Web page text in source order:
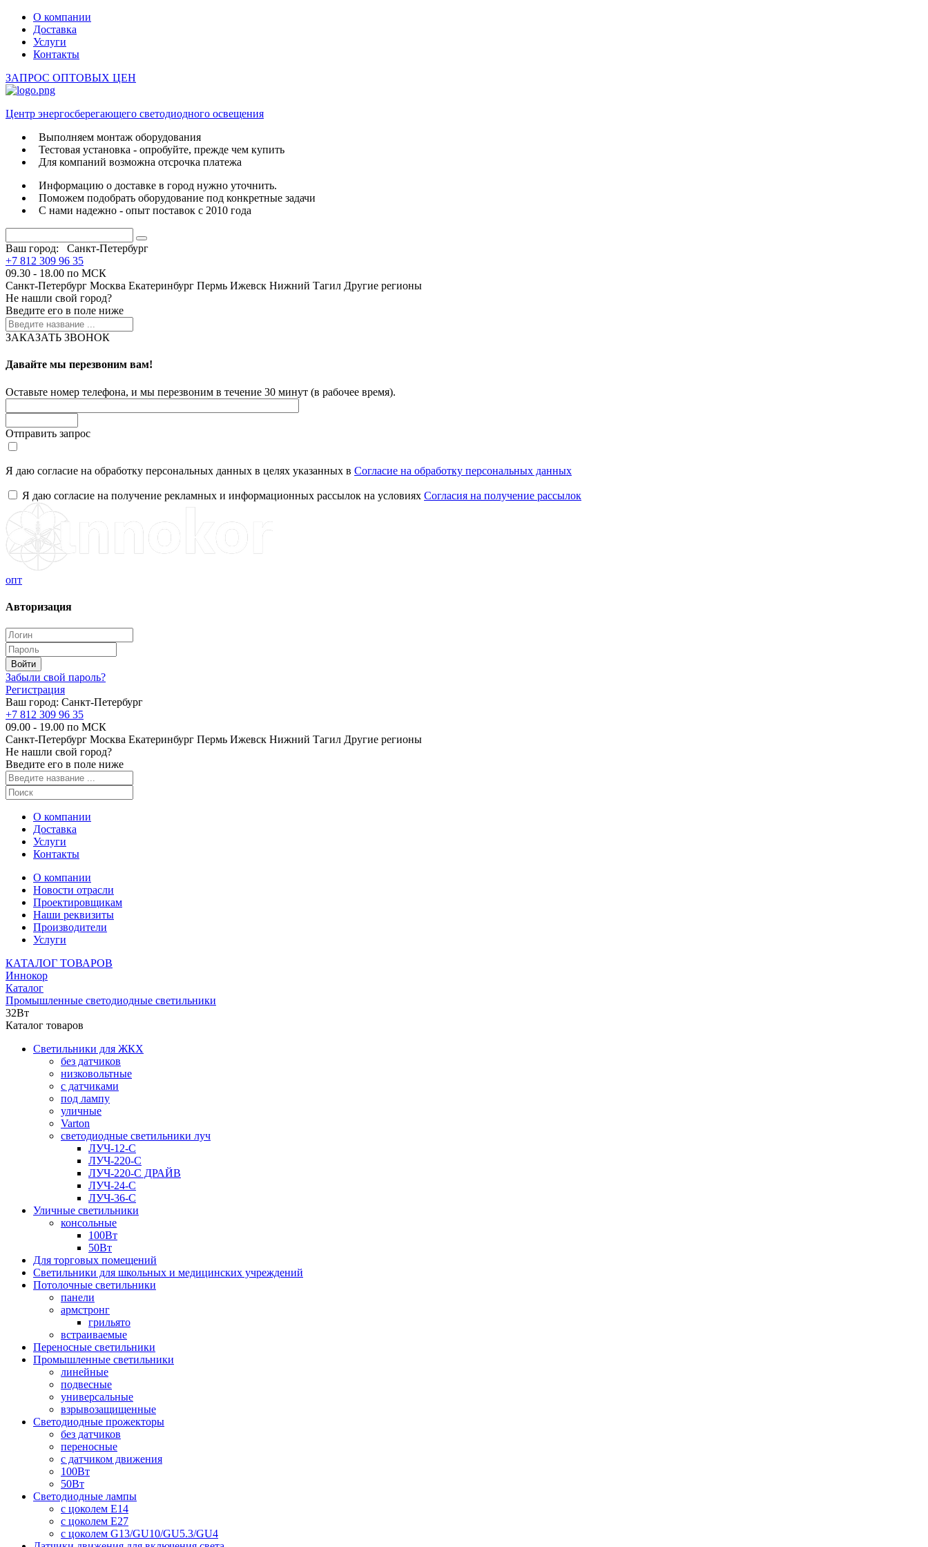
О компании
Доставка
Услуги
Контакты
ЗАПРОС ОПТОВЫХ ЦЕН
Центр энергосберегающего светодиодного освещения
Выполняем монтаж оборудования
Тестовая установка - опробуйте, прежде чем купить
Для компаний возможна отсрочка платежа
Информацию о доставке в город нужно уточнить.
Поможем подобрать оборудование под конкретные задачи
С нами надежно - опыт поставок с 2010 года
Ваш город:
Санкт-Петербург
+7 812 309 96 35
09.30 - 18.00 по МСК
Санкт-Петербург Москва Екатеринбург Пермь Ижевск Нижний Тагил Другие регионы
Не нашли свой город?
Введите его в поле ниже
ЗАКАЗАТЬ ЗВОНОК
Давайте мы перезвоним вам!
Оставьте номер телефона, и мы перезвоним в течение 30 минут (в рабочее время).
Отправить запрос
Я даю согласие на обработку персональных данных в целях указанных в Согласие на обработку персональных данных
Я даю согласие на получение рекламных и информационных рассылок на условиях Согласия на получение рассылок
опт
Авторизация
Забыли свой пароль?
Регистрация
Ваш город: Санкт-Петербург
+7 812 309 96 35
09.00 - 19.00 по МСК
Санкт-Петербург Москва Екатеринбург Пермь Ижевск Нижний Тагил Другие регионы
Не нашли свой город?
Введите его в поле ниже
О компании
Доставка
Услуги
Контакты
О компании
Новости отрасли
Проектировщикам
Наши реквизиты
Производители
Услуги
КАТАЛОГ ТОВАРОВ
Иннокор
Каталог
Промышленные светодиодные светильники
32Вт
Каталог товаров
Светильники для ЖКХ
без датчиков
низковольтные
с датчиками
под лампу
уличные
Varton
светодиодные светильники луч
ЛУЧ-12-С
ЛУЧ-220-С
ЛУЧ-220-С ДРАЙВ
ЛУЧ-24-С
ЛУЧ-36-С
Уличные светильники
консольные
100Вт
50Вт
Для торговых помещений
Светильники для школьных и медицинских учреждений
Потолочные светильники
панели
армстронг
грильято
встраиваемые
Переносные светильники
Промышленные светильники
линейные
подвесные
универсальные
взрывозащищенные
Светодиодные прожекторы
без датчиков
переносные
с датчиком движения
100Вт
50Вт
Светодиодные лампы
с цоколем E14
с цоколем E27
с цоколем G13/GU10/GU5.3/GU4